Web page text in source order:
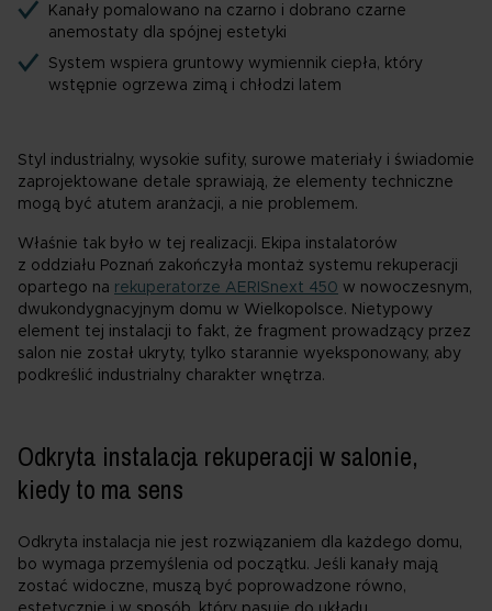
Kanały pomalowano na czarno i dobrano czarne
anemostaty dla spójnej estetyki
System wspiera gruntowy wymiennik ciepła, który
wstępnie ogrzewa zimą i chłodzi latem
Styl industrialny, wysokie sufity, surowe materiały i świadomie
zaprojektowane detale sprawiają, że elementy techniczne
mogą być atutem aranżacji, a nie problemem.
Właśnie tak było w tej realizacji. Ekipa instalatorów
z oddziału Poznań zakończyła montaż systemu rekuperacji
opartego na rekuperatorze AERISnext 450 w nowoczesnym,
dwukondygnacyjnym domu w Wielkopolsce. Nietypowy
element tej instalacji to fakt, że fragment prowadzący przez
salon nie został ukryty, tylko starannie wyeksponowany, aby
podkreślić industrialny charakter wnętrza.
Odkryta instalacja rekuperacji w salonie,
kiedy to ma sens
Odkryta instalacja nie jest rozwiązaniem dla każdego domu,
bo wymaga przemyślenia od początku. Jeśli kanały mają
zostać widoczne, muszą być poprowadzone równo,